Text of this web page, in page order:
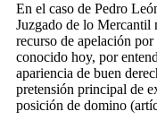
En el caso de Pedro
Juzgado de lo Mercantil
recurso de apelación
conocido hoy, por
apariencia de buen
pretensión principal de
posición de domino